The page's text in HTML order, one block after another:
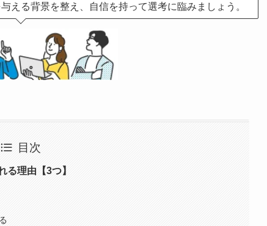
える背景を整え、自信を持って選考に臨みましょう。
目次
る理由【3つ】